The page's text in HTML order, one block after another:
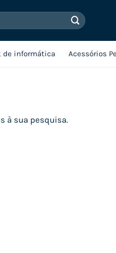
de informática Acessórios
à sua pesquisa.